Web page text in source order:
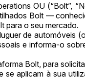
OU (“Bolt”,
Bolt —
para o seu mercado.
de
e informa-o
Bolt, para
aplicam à sua